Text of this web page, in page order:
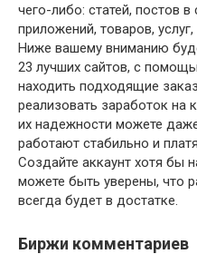
чего-либо: статей, постов в
приложений, товаров,
Ниже вашему вниманию
23 лучших сайтов, с
находить подходящие
реализовать заработок на
их надежности можете
работают стабильно и
Создайте аккаунт хотя бы
можете быть уверены, что
всегда будет в достатке.
Биржи комментариев